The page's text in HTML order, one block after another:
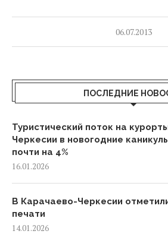
06.07.2013
ПОСЛЕДНИЕ
Туристический поток на
Черкесии в новогодние
почти на 4%
16.01.2026
В Карачаево-Черкесии
печати
14.01.2026